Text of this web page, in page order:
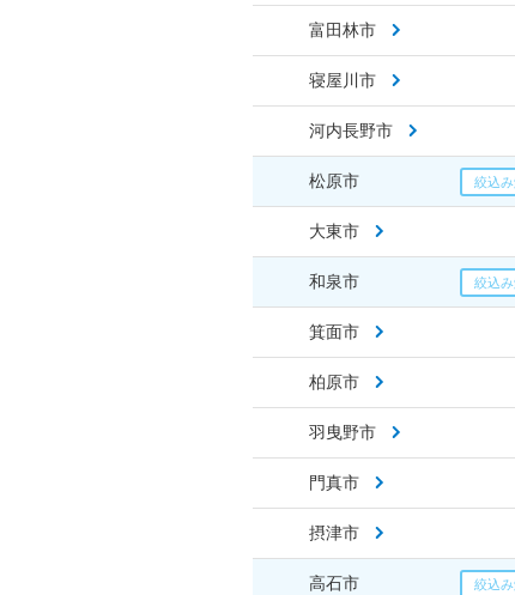
富田林市
寝屋川市
河内長野市
松原市
大東市
和泉市
箕面市
柏原市
羽曳野市
門真市
摂津市
高石市